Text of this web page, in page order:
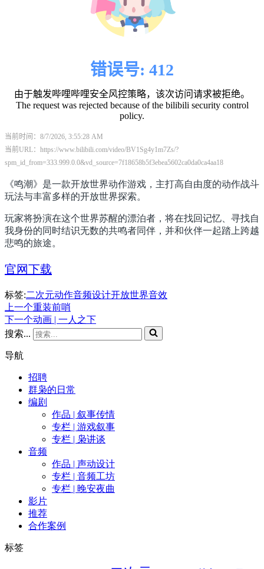
《鸣潮》是一款开放世界动作游戏，主打高自由度的动作战斗
玩法与丰富多样的开放世界探索。
玩家将扮演在这个世界苏醒的漂泊者，将在找回记忆、寻找自
我身份的同时结识无数的共鸣者同伴，并和伙伴一起踏上跨越
悲鸣的旅途。
官网下载
标签:二次元动作音频设计开放世界音效
上一个重装前哨
下一个动画 | 一人之下
搜索...
导航
招聘
群枭的日常
编剧
作品 | 叙事传情
专栏 | 游戏叙事
专栏 | 枭讲谈
音频
作品 | 声动设计
专栏 | 音频工坊
专栏 | 晚安夜曲
影片
推荐
合作案例
标签